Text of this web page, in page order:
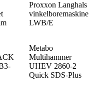
Proxxon Langhals
vinkelboremaskine
LWB/E
Metabo
Multihammer
UHEV 2860-2
Quick SDS-Plus